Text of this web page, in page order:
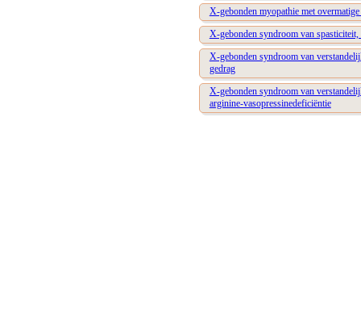
X-gebonden myopathie met
X-gebonden syndroom van
X-gebonden syndroom van
gedrag
X-gebonden syndroom van
arginine-vasopressinedeficiëntie